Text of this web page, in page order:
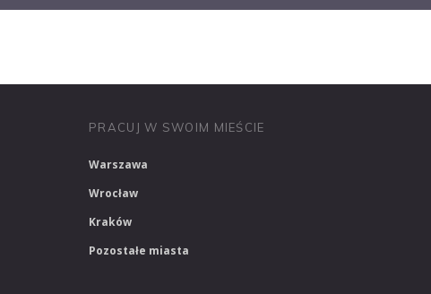
PRACUJ W SWOIM MIEŚCIE
Warszawa
Wrocław
Kraków
Pozostałe miasta